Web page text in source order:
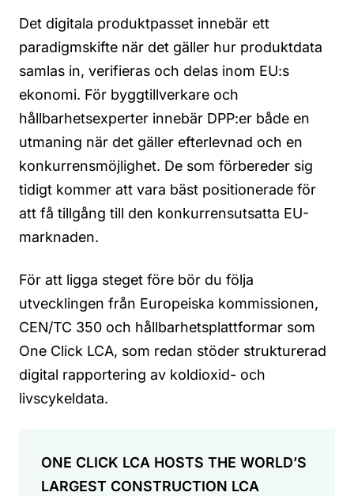
Det digitala produktpasset innebär ett
paradigmskifte när det gäller hur produktdata
samlas in, verifieras och delas inom EU:s
ekonomi. För byggtillverkare och
hållbarhetsexperter innebär DPP:er både en
utmaning när det gäller efterlevnad och en
konkurrensmöjlighet. De som förbereder sig
tidigt kommer att vara bäst positionerade för
att få tillgång till den konkurrensutsatta EU-
marknaden.
För att ligga steget före bör du följa
utvecklingen från Europeiska kommissionen,
CEN/TC 350 och hållbarhetsplattformar som
One Click LCA, som redan stöder strukturerad
digital rapportering av koldioxid- och
livscykeldata.
ONE CLICK LCA HOSTS THE WORLD’S
LARGEST CONSTRUCTION LCA